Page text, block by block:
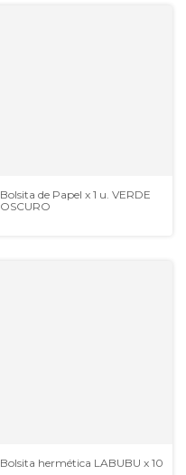
Bolsita de Papel x 1 u. VERDE
OSCURO
Bolsita hermética LABUBU x 10